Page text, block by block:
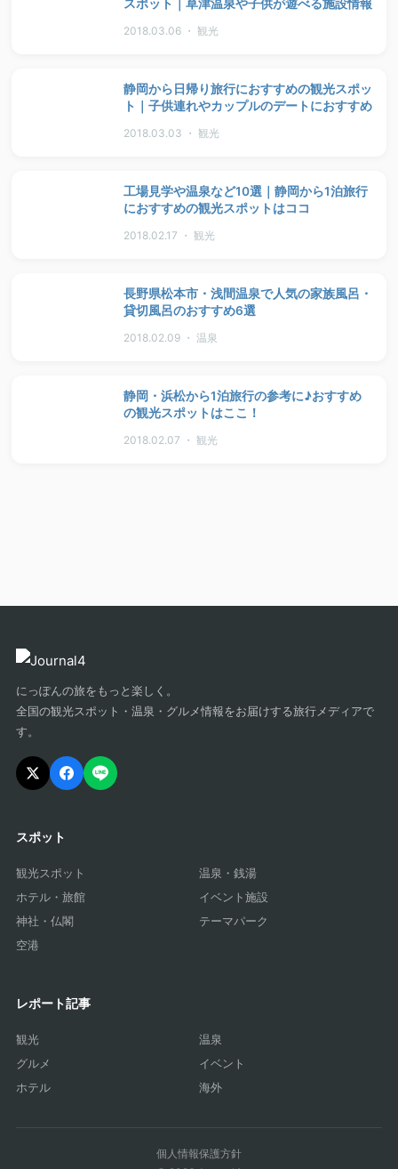
スポット｜草津温泉や子供が遊べる施設情報
2018.03.06 ・ 観光
静岡から日帰り旅行におすすめの観光スポッ
ト｜子供連れやカップルのデートにおすすめ
2018.03.03 ・ 観光
工場見学や温泉など10選｜静岡から1泊旅行
におすすめの観光スポットはココ
2018.02.17 ・ 観光
長野県松本市・浅間温泉で人気の家族風呂・
貸切風呂のおすすめ6選
2018.02.09 ・ 温泉
静岡・浜松から1泊旅行の参考に♪おすすめ
の観光スポットはここ！
2018.02.07 ・ 観光
にっぽんの旅をもっと楽しく。
全国の観光スポット・温泉・グルメ情報をお届けする旅行メディアで
す。
スポット
観光スポット
温泉・銭湯
ホテル・旅館
イベント施設
神社・仏閣
テーマパーク
空港
レポート記事
観光
温泉
グルメ
イベント
ホテル
海外
個人情報保護方針